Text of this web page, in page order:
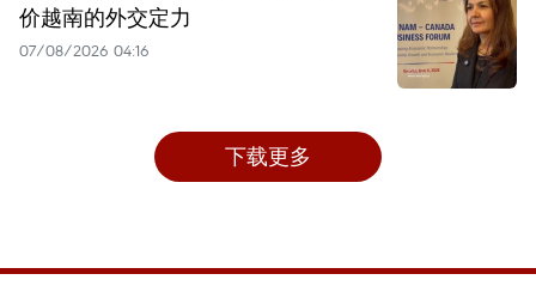
价越南的外交定力
07/08/2026 04:16
下载更多